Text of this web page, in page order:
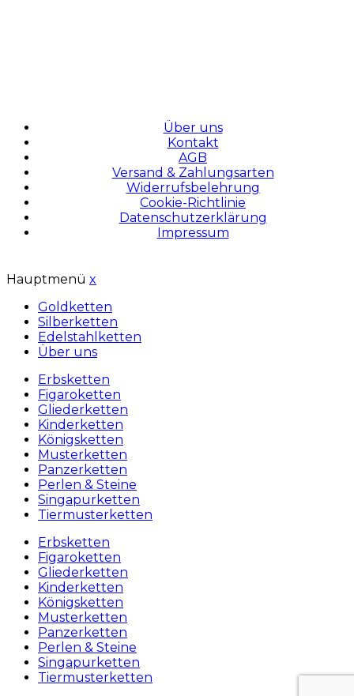
Über uns
Kontakt
AGB
Versand & Zahlungsarten
Widerrufsbelehrung
Cookie-Richtlinie
Datenschutzerklärung
Impressum
Hauptmenü x
Goldketten
Silberketten
Edelstahlketten
Über uns
Erbsketten
Figaroketten
Gliederketten
Kinderketten
Königsketten
Musterketten
Panzerketten
Perlen & Steine
Singapurketten
Tiermusterketten
Erbsketten
Figaroketten
Gliederketten
Kinderketten
Königsketten
Musterketten
Panzerketten
Perlen & Steine
Singapurketten
Tiermusterketten